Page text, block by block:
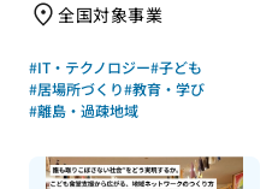
全国対象事業
#IT・テクノロジー#子ども
#居場所づくり#教育・学び
#離島・過疎地域